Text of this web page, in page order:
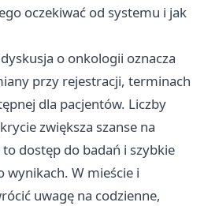
oczekiwać od systemu i jak
o onkologii oznacza
przy rejestracji, terminach
dla pacjentów. Liczby
zwiększa szanse na
dostęp do badań i szybkie
wynikach. W mieście i
uwagę na codzienne,